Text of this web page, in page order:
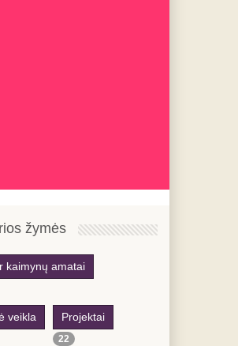
žymės
kaimynų amatai
veikla Projektai
22